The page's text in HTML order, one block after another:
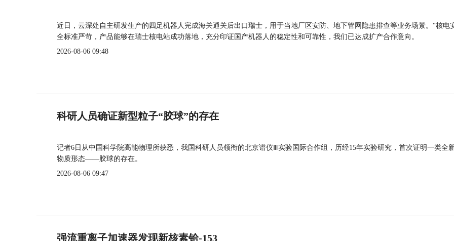
近日，云深处自主研发生产的四足机器人完成海关通关后出口瑞士，用于当地厂区安防、地下管网隐患排查等业务场景。“核电
全标准严苛，产品能够在瑞士核电站成功落地，充分印证国产机器人的稳定性和可靠性，我们已达成扩产合作意向。
2026-08-06 09:48
科研人员确证新型粒子“胶球”的存在
记者6日从中国科学院高能物理所获悉，我国科研人员领衔的北京谱仪Ⅲ实验国际合作组，历经15年实验研究，首次证明一类全
物质形态——胶球的存在。
2026-08-06 09:47
强流重离子加速器发现新核素铪-153